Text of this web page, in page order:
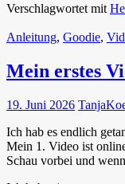
Verschlagwortet mit
Anleitung, Goodie,
Mein erstes
19. Juni 2026
Ich hab es endlich
Mein 1. Video ist
Schau vorbei und